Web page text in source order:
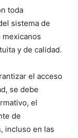
toda
sistema de
mexicanos
y de calidad.
el acceso
se debe
el
de
incluso en las